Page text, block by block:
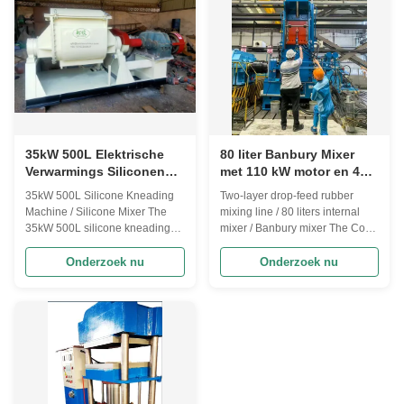
mind, this machine ensures ...
in the rubber ...
35kW 500L Elektrische
Verwarmings Siliconen
Kneedmachine voor het
Mengen van Materialen
met Hoge Viscositeit
35kW 500L Silicone Kneading
Machine / Silicone Mixer The
35kW 500L silicone kneading
machine is specialized mixing
equipment designed for
processing silicone, mold glue,
materials. This industrial-grade
mixer delivers exceptional
kneading performance for
uniform material ...
Onderzoek nu
80 liter Banbury Mixer
met 110 kW motor en 40
rpm mengsnelheid voor
efficiënte
rubberverwerking
Two-layer drop-feed rubber
mixing line / 80 liters internal
mixer / Banbury mixer The Core
Concept: Why a Two-Layer
Drop-Feed? In a traditional
mixing line, a single batch of
Onderzoek nu